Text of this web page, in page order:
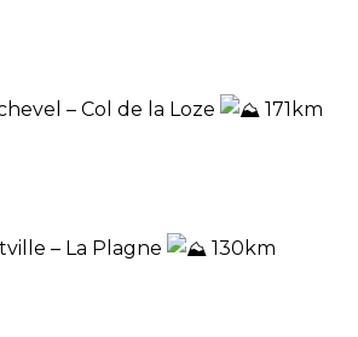
– Col de la Loze 171km
– La Plagne 130km